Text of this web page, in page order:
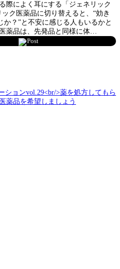
際によく耳にする「ジェネリック
ク医薬品に切り替えると、“効き
か？”と不安に感じる人もいるかと
薬品は、先発品と同様に体…
Post